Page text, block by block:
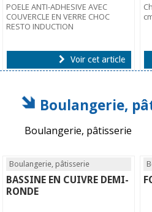
POELE ANTI-ADHESIVE AVEC
COUVERCLE EN VERRE CHOC
RESTO INDUCTION
Voir cet article
Boulangerie,
Boulangerie, pâtisserie
Boulangerie, pâtisserie
BASSINE EN CUIVRE DEMI-
RONDE